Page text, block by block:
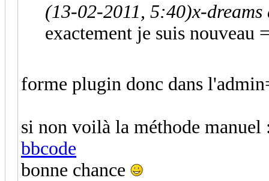
(13-02-2011, 5:40)x-
exactement je suis nouveau
forme plugin donc dans
si non voilà la méthode
bbcode
bonne chance